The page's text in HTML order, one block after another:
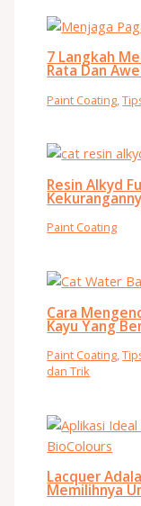
7 Langkah
Rata Dan
Paint Coating,
Resin Alkyd
Paint Coating
Cara
Kayu Yang
Paint Coating,
dan Trik
Lacquer
Memilihnya